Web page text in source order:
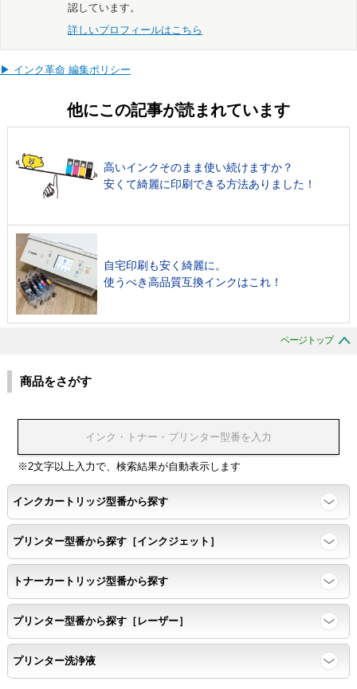
認しています。
詳しいプロフィールはこちら
▶ インク革命 編集ポリシー
他にこの記事が読まれています
高いインクそのまま使い続けますか？
安くて綺麗に印刷できる方法ありました！
自宅印刷も安く綺麗に。
使うべき高品質互換インクはこれ！
ページトップ
商品をさがす
※2文字以上入力で、検索結果が自動表示します
インクカートリッジ型番から探す
プリンター型番から探す［インクジェット］
トナーカートリッジ型番から探す
プリンター型番から探す［レーザー］
プリンター洗浄液